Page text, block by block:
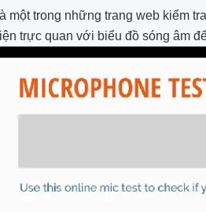
một trong những trang web kiểm
trực quan với biểu đồ sóng âm